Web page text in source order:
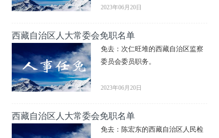
2023年06月20日
西藏自治区人大常委会免职名单
免去：次仁旺堆的西藏自治区监察
委员会委员职务。
2023年06月20日
西藏自治区人大常委会免职名单
免去：陈宏东的西藏自治区人民检